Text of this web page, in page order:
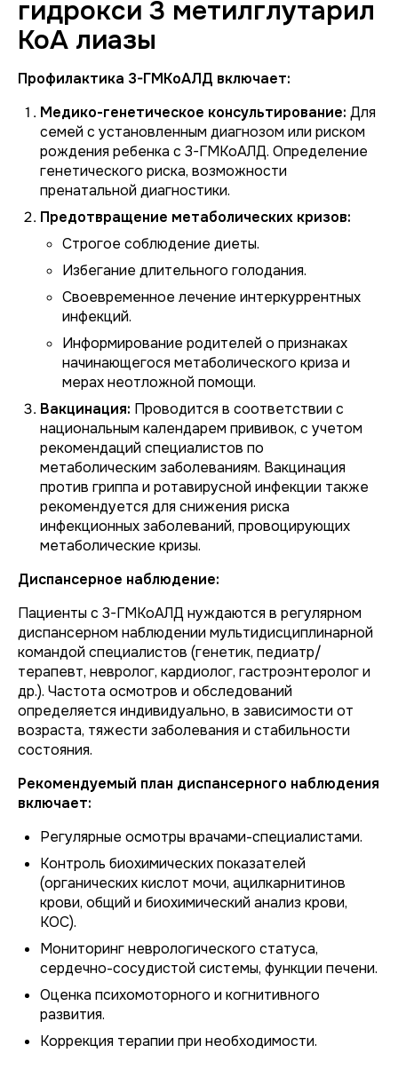
гидрокси 3 метилглутарил
КоА лиазы
Профилактика 3-ГМКоАЛД включает:
Медико-генетическое консультирование: Для
семей с установленным диагнозом или риском
рождения ребенка с 3-ГМКоАЛД. Определение
генетического риска, возможности
пренатальной диагностики.
Предотвращение метаболических кризов:
Строгое соблюдение диеты.
Избегание длительного голодания.
Своевременное лечение интеркуррентных
инфекций.
Информирование родителей о признаках
начинающегося метаболического криза и
мерах неотложной помощи.
Вакцинация: Проводится в соответствии с
национальным календарем прививок, с учетом
рекомендаций специалистов по
метаболическим заболеваниям. Вакцинация
против гриппа и ротавирусной инфекции также
рекомендуется для снижения риска
инфекционных заболеваний, провоцирующих
метаболические кризы.
Диспансерное наблюдение:
Пациенты с 3-ГМКоАЛД нуждаются в регулярном
диспансерном наблюдении мультидисциплинарной
командой специалистов (генетик, педиатр/
терапевт, невролог, кардиолог, гастроэнтеролог и
др.). Частота осмотров и обследований
определяется индивидуально, в зависимости от
возраста, тяжести заболевания и стабильности
состояния.
Рекомендуемый план диспансерного наблюдения
включает:
Регулярные осмотры врачами-специалистами.
Контроль биохимических показателей
(органических кислот мочи, ацилкарнитинов
крови, общий и биохимический анализ крови,
КОС).
Мониторинг неврологического статуса,
сердечно-сосудистой системы, функции печени.
Оценка психомоторного и когнитивного
развития.
Коррекция терапии при необходимости.